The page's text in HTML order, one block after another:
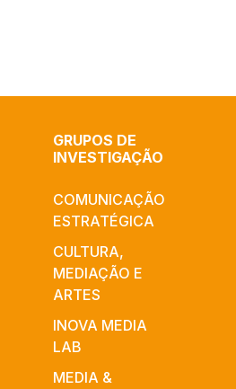
GRUPOS DE
INVESTIGAÇÃO
COMUNICAÇÃO
ESTRATÉGICA
CULTURA,
MEDIAÇÃO E
ARTES​
INOVA MEDIA
LAB
MEDIA &